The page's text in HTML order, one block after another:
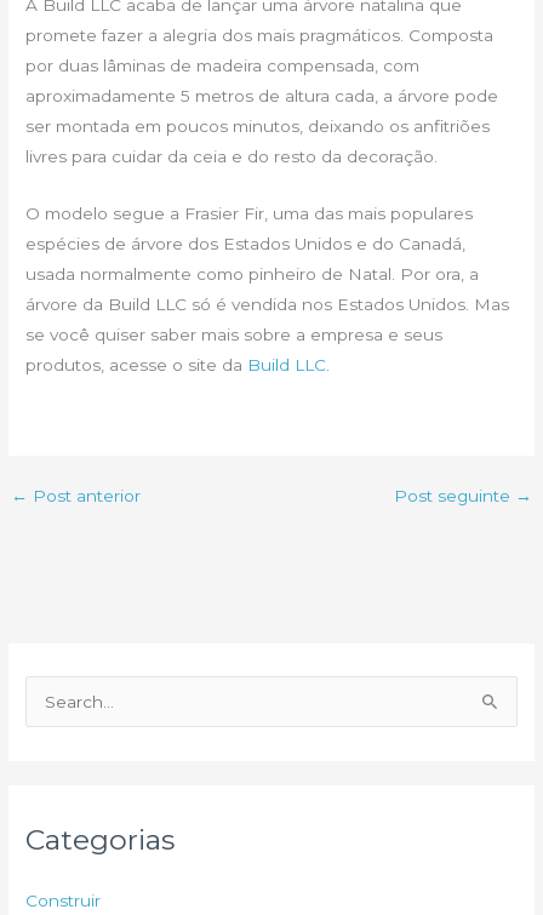
A Build LLC acaba de lançar uma árvore natalina que
promete fazer a alegria dos mais pragmáticos. Composta
por duas lâminas de madeira compensada, com
aproximadamente 5 metros de altura cada, a árvore pode
ser montada em poucos minutos, deixando os anfitriões
livres para cuidar da ceia e do resto da decoração.
O modelo segue a Frasier Fir, uma das mais populares
espécies de árvore dos Estados Unidos e do Canadá,
usada normalmente como pinheiro de Natal. Por ora, a
árvore da Build LLC só é vendida nos Estados Unidos. Mas
se você quiser saber mais sobre a empresa e seus
produtos, acesse o site da Build LLC
← Post anterior Post seguinte →
e
Categorias
Construir